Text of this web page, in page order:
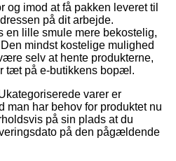
og imod at få pakken leveret til
på dit arbejde.
en lille smule mere bekostelig,
mindst kostelige mulighed
selv at hente produkterne,
tæt på e-butikkens bopæl.
varer er
har behov for produktet nu
på sin plads at du
på den pågældende